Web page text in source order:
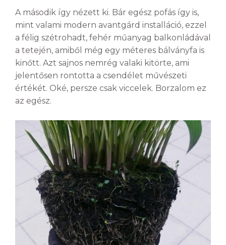
A második így nézett ki. Bár egész pofás így is,
mint valami modern avantgárd installáció, ezzel
a félig szétrohadt, fehér műanyag balkonládával
a tetején, amiből még egy méteres bálványfa is
kinőtt. Azt sajnos nemrég valaki kitörte, ami
jelentősen rontotta a csendélet művészeti
értékét. Oké, persze csak viccelek. Borzalom ez
az egész.